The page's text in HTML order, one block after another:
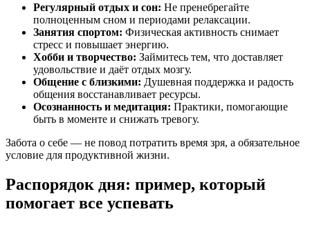
Регулярный отдых и сон: Не пренебрегайте
полноценным сном и периодами релаксации.
Занятия спортом: Физическая активность снимает
стресс и повышает энергию.
Хобби и творчество: Займитесь тем, что доставляет
удовольствие и даёт отдых мозгу.
Общение с близкими: Душевная поддержка и радость
общения восстанавливает ресурсы.
Осознанность и медитация: Практики, помогающие
быть в моменте и снижать тревогу.
Забота о себе — не повод потратить время зря, а обязательное
условие для продуктивной жизни.
Распорядок дня: пример, который
помогает все успевать